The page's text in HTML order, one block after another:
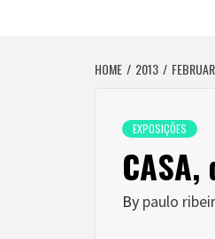
HOME 2013
EXPOSIÇÕES
By paulo